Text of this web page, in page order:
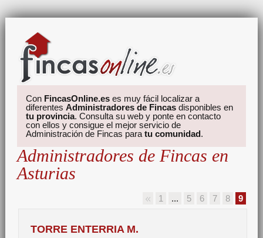
Con FincasOnline.es es muy fácil localizar a
diferentesAdministradores de Fincas disponibles en
tu provincia. Consulta su web y ponte en contacto
con ellos y consigue el mejor servicio de
Administración de Fincas paratu comunidad.
Administradores de Fincas en
Asturias
1 ... 5 6 7 8 9
TORRE ENTERRIA M.